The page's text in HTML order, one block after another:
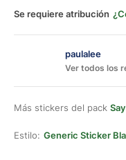
Se requiere atribución
paulalee
Ver todos los
Más stickers del pack
Estilo: Generic Sticker